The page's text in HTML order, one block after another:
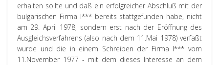
erhalten sollte und daß ein erfolgreicher Abschluß mit der
bulgarischen Firma I*** bereits stattgefunden habe, nicht
am 29. April 1978, sondern erst nach der Eröffnung des
Ausgleichsverfahrens (also nach dem 11.Mai 1978) verfaßt
wurde und die in einem Schreiben der Firma I*** vom
11.November 1977 - mit dem dieses Interesse an dem